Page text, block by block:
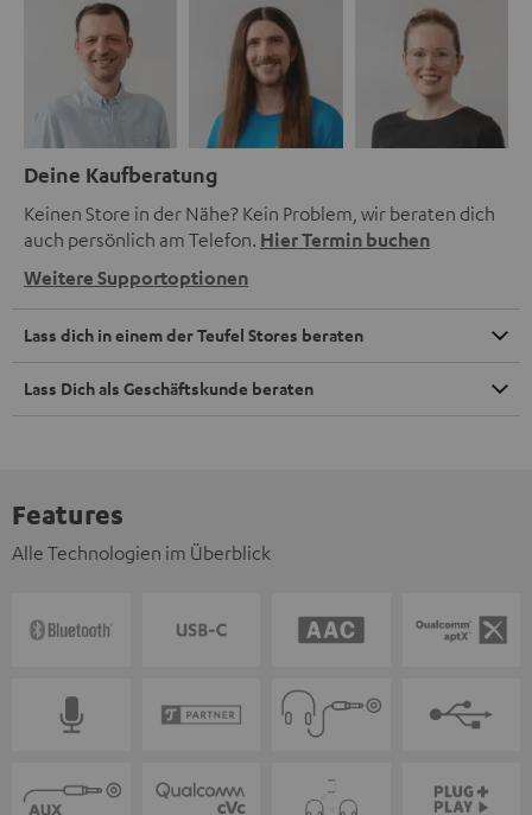
Deine Kaufberatung
Keinen Store in der Nähe? Kein Problem, wir beraten dich
auch persönlich am Telefon. Hier Termin buchen
Weitere Supportoptionen
Lass dich in einem der Teufel Stores beraten
Lass Dich als Geschäftskunde beraten
Features
Alle Technologien im Überblick